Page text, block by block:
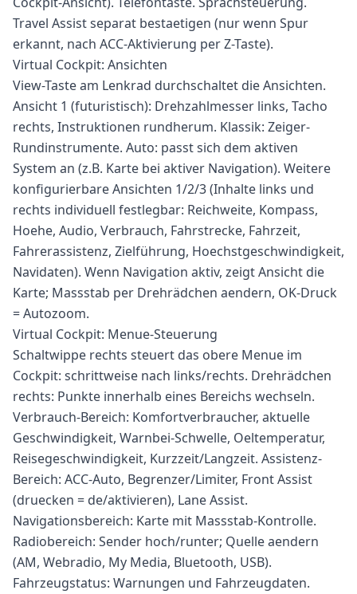
Travel Assist separat bestaetigen (nur wenn Spur
erkannt, nach ACC-Aktivierung per Z-Taste).
Virtual Cockpit: Ansichten
View-Taste am Lenkrad durchschaltet die Ansichten.
Ansicht 1 (futuristisch): Drehzahlmesser links, Tacho
rechts, Instruktionen rundherum. Klassik: Zeiger-
Rundinstrumente. Auto: passt sich dem aktiven
System an (z.B. Karte bei aktiver Navigation). Weitere
konfigurierbare Ansichten 1/2/3 (Inhalte links und
rechts individuell festlegbar: Reichweite, Kompass,
Hoehe, Audio, Verbrauch, Fahrstrecke, Fahrzeit,
Fahrerassistenz, Zielführung, Hoechstgeschwindigkeit,
Navidaten). Wenn Navigation aktiv, zeigt Ansicht die
Karte; Massstab per Drehrädchen aendern, OK-Druck
= Autozoom.
Virtual Cockpit: Menue-Steuerung
Schaltwippe rechts steuert das obere Menue im
Cockpit: schrittweise nach links/rechts. Drehrädchen
rechts: Punkte innerhalb eines Bereichs wechseln.
Verbrauch-Bereich: Komfortverbraucher, aktuelle
Geschwindigkeit, Warnbei-Schwelle, Oeltemperatur,
Reisegeschwindigkeit, Kurzzeit/Langzeit. Assistenz-
Bereich: ACC-Auto, Begrenzer/Limiter, Front Assist
(druecken = de/aktivieren), Lane Assist.
Navigationsbereich: Karte mit Massstab-Kontrolle.
Radiobereich: Sender hoch/runter; Quelle aendern
(AM, Webradio, My Media, Bluetooth, USB).
Fahrzeugstatus: Warnungen und Fahrzeugdaten.